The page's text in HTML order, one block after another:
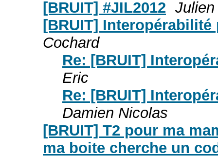
[BRUIT] #JIL2012
[BRUIT]
Cochard
Re: [BRUIT]
Eric
Re: [BRUIT]
Damien Nicolas
[BRUIT] T2 pour ma
ma boite cherche un